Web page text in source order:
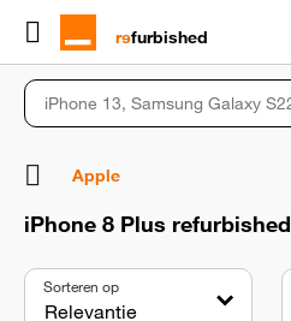
rɘfurbished
Apple
iPhone 8 Plus refurbished
Sorteren op